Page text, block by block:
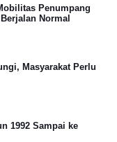
Penumpang
Normal
Masyarakat Perlu
1992 Sampai ke